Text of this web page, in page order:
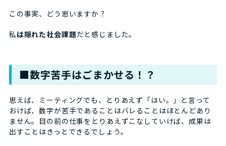
この事実、どう思いますか？
私は隠れた社会課題だと感じました。
■数字苦手はごまかせる！？
思えば、ミーティングでも、とりあえず「はい。」と言って
おけば、数字が苦手であることはバレることはほとんどあり
ません。目の前の仕事をとりあえずこなしていけば、成果は
出すことはきっとできるでしょう。